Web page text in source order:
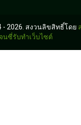
- 2026. สงวนลิขสิทธิ์โดย
จนซี่รับทำเว็บไซต์